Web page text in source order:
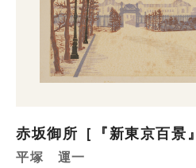
赤坂御所［『新東京百景
平塚 運一